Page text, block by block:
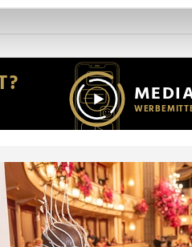
um Inhalte und Anzeigen
für soziale Medien,
weiteren Daten zusammen, die
haben.